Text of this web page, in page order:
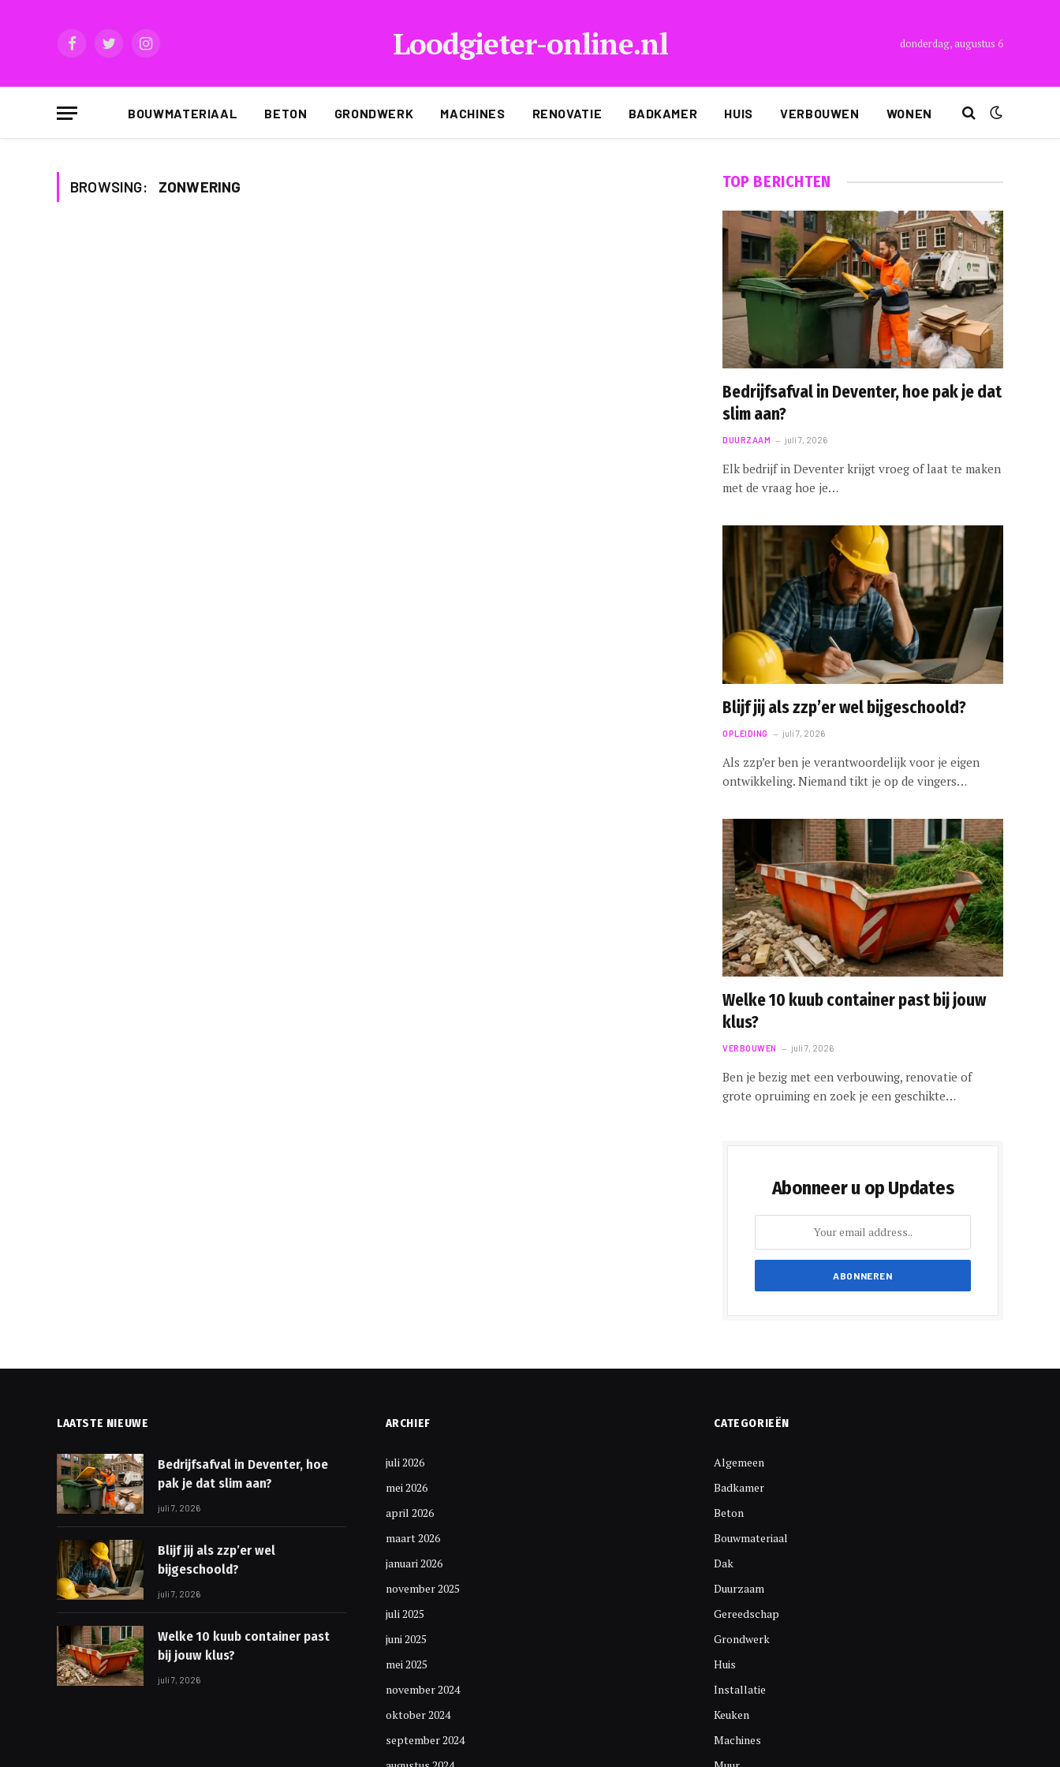
FacebookTwitterInstagram Loodgieter-online.nl donderdag, augustus 6
BOUWMATERIAAL BETON GRONDWERK MACHINES RENOVATIE BADKAMER HUIS VERBOUWEN WONEN
BROWSING: ZONWERING TOP BERICHTEN
Bedrijfsafval in Deventer, hoe pak je dat
slim aan?
DUURZAAM juli 7, 2026
Elk bedrijf in Deventer krijgt vroeg of laat te maken
met de vraag hoe je…
Blijf jij als zzp’er wel bijgeschoold?
OPLEIDING juli 7, 2026
Als zzp’er ben je verantwoordelijk voor je eigen
ontwikkeling. Niemand tikt je op de vingers…
Welke 10 kuub container past bij jouw
klus?
VERBOUWEN juli 7, 2026
Ben je bezig met een verbouwing, renovatie of
grote opruiming en zoek je een geschikte…
Abonneer u op Updates
LAATSTE NIEUWE
Bedrijfsafval in Deventer, hoe
pak je dat slim aan?
juli 7, 2026
Blijf jij als zzp’er wel
bijgeschoold?
juli 7, 2026
Welke 10 kuub container past
bij jouw klus?
juli 7, 2026
ARCHIEF
juli 2026
mei 2026
april 2026
maart 2026
januari 2026
november 2025
juli 2025
juni 2025
mei 2025
november 2024
oktober 2024
september 2024
CATEGORIEËN
Algemeen
Badkamer
Beton
Bouwmateriaal
Dak
Duurzaam
Gereedschap
Grondwerk
Huis
Installatie
Keuken
Machines